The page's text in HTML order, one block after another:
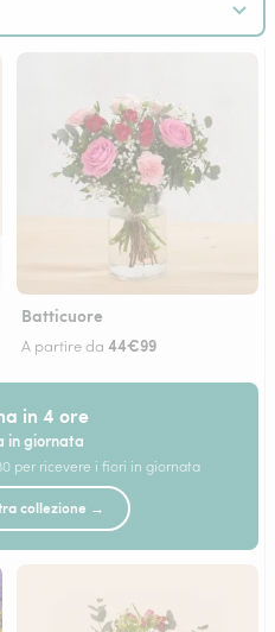
Batticuore
A partire da 44€99
in 4 ore
in giornata
per ricevere i fiori in giornata
collezione →